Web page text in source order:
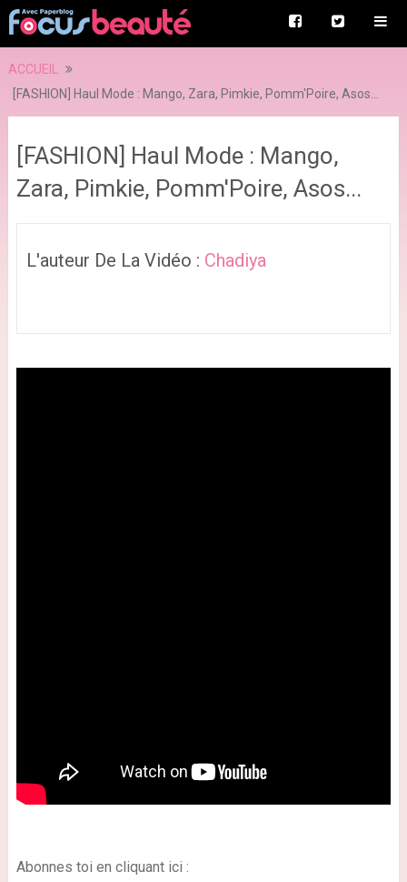
ACCUEIL
[FASHION] Haul Mode : Mango, Zara, Pimkie, Pomm'Poire, Asos...
[FASHION] Haul Mode : Mango,
Zara, Pimkie, Pomm'Poire, Asos...
L'auteur De La Vidéo : Chadiya
Abonnes toi en cliquant ici :